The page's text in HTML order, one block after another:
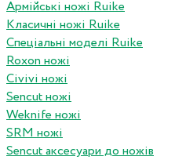
Армійські ножі Ruike
Класичні ножі Ruike
Спеціальні моделі Ruike
Roxon ножi
Civivi ножі
Sencut ножі
Weknife ножі
SRM ножі
Sencut аксесуари до ножів